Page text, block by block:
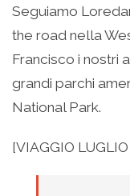
su
Facebook
apre
una
nuova
finestra)
condividere
su
Twitter
(Si
in
una
nuova
finestra)
su
(Si
in
Seguiamo
the road nella
Francisco i nostri
grandi parchi
National Park.
[VIAGGIO